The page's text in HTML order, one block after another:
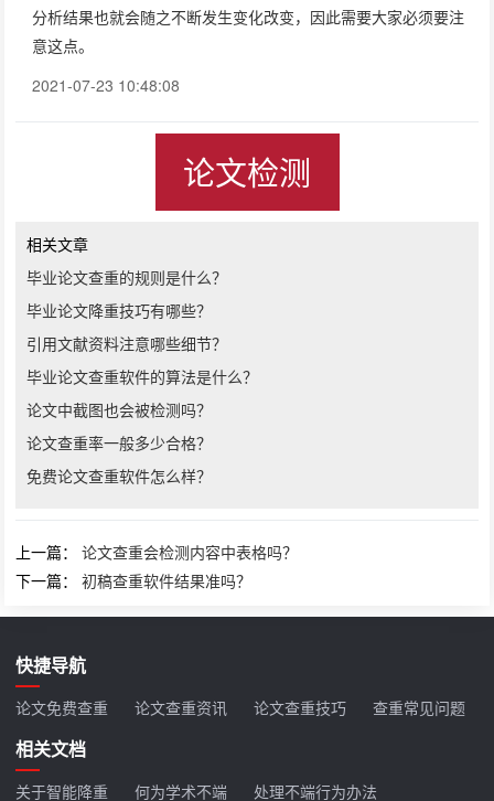
分析结果也就会随之不断发生变化改变，因此需要大家必须要注
意这点。
2021-07-23 10:48:08
论文检测
相关文章
毕业论文查重的规则是什么？
毕业论文降重技巧有哪些？
引用文献资料注意哪些细节？
毕业论文查重软件的算法是什么？
论文中截图也会被检测吗？
论文查重率一般多少合格？
免费论文查重软件怎么样？
上一篇：论文查重会检测内容中表格吗？
下一篇：初稿查重软件结果准吗？
快捷导航
论文免费查重 论文查重资讯 论文查重技巧 查重常见问题
相关文档
关于智能降重 何为学术不端 处理不端行为办法